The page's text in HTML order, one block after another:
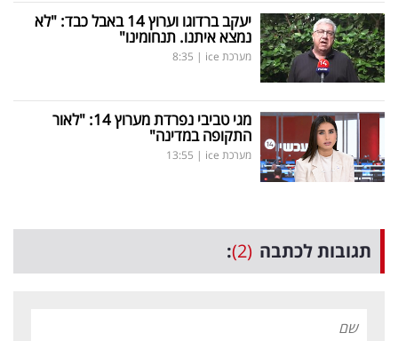
יעקב ברדוגו וערוץ 14 באבל כבד: "לא
נמצא איתנו. תנחומינו"
מערכת ice |
8:35
מגי טביבי נפרדת מערוץ 14: "לאור
התקופה במדינה"
מערכת ice |
13:55
תגובות לכתבה (2)
: